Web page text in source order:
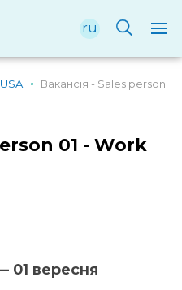
ru
Вакансія - Sales person
01 - Work
01 вересня